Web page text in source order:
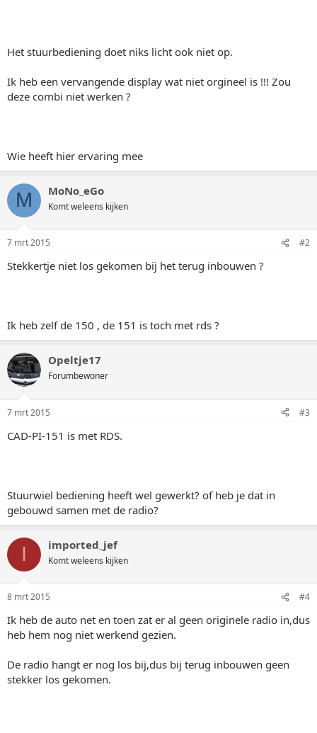
Het stuurbediening doet niks licht ook niet op.
Ik heb een vervangende display wat niet orgineel is !!! Zou
deze combi niet werken ?
Wie heeft hier ervaring mee
M MoNo_eGo
Komt weleens kijken
7 mrt 2015 #2
Stekkertje niet los gekomen bij het terug inbouwen ?
Ik heb zelf de 150 , de 151 is toch met rds ?
Opeltje17
Forumbewoner
7 mrt 2015 #3
CAD-PI-151 is met RDS.
Stuurwiel bediening heeft wel gewerkt? of heb je dat in
gebouwd samen met de radio?
I imported_jef
Komt weleens kijken
8 mrt 2015 #4
Ik heb de auto net en toen zat er al geen originele radio in,dus
heb hem nog niet werkend gezien.
De radio hangt er nog los bij,dus bij terug inbouwen geen
stekker los gekomen.